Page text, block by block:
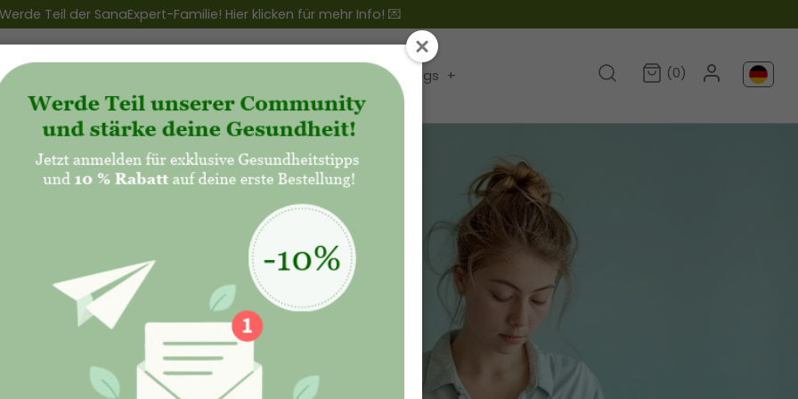
Werde Teil der SanaExpert-Familie! Hier klicken für mehr Info! 💌
Club Blogs + (0)
Lifestyle &
Nachhaltigkeit